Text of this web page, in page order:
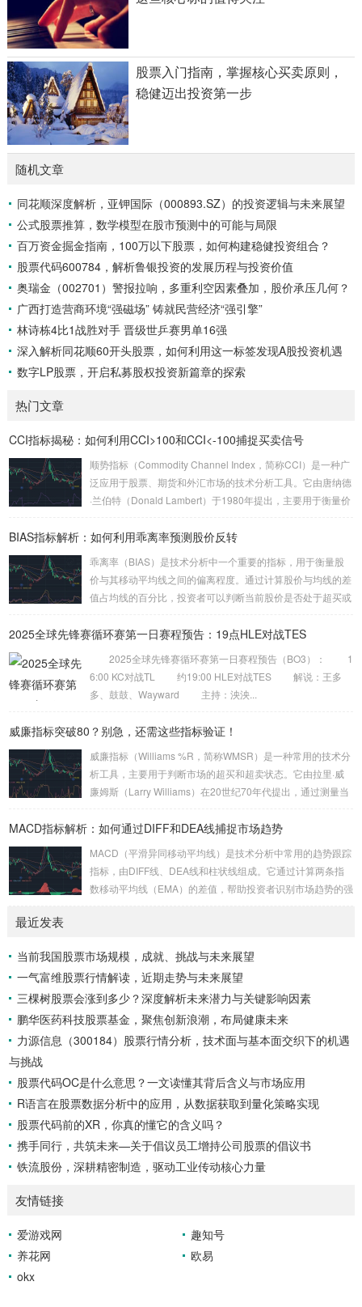
股票入门指南，掌握核心买卖原则，
稳健迈出投资第一步
随机文章
同花顺深度解析，亚钾国际（000893.SZ）的投资逻辑与未来展望
公式股票推算，数学模型在股市预测中的可能与局限
百万资金掘金指南，100万以下股票，如何构建稳健投资组合？
股票代码600784，解析鲁银投资的发展历程与投资价值
奥瑞金（002701）警报拉响，多重利空因素叠加，股价承压几何？
广西打造营商环境“强磁场” 铸就民营经济“强引擎”
林诗栋4比1战胜对手 晋级世乒赛男单16强
深入解析同花顺60开头股票，如何利用这一标签发现A股投资机遇
数字LP股票，开启私募股权投资新篇章的探索
热门文章
CCI指标揭秘：如何利用CCI>100和CCI<-100捕捉买卖信号
顺势指标（Commodity Channel Index，简称CCI）是一种广
泛应用于股票、期货和外汇市场的技术分析工具。它由唐纳德
·兰伯特（Donald Lambert）于1980年提出，主要用于衡量价
算当前价格与历史平均价格的差异，来判断市场是否处于超买
比较当前价格与一定周期内的平均价格，来衡量价格的波动
性。具体来说，CCI的计算公式为：CCI = (当...
BIAS指标解析：如何利用乖离率预测股价反转
乖离率（BIAS）是技术分析中一个重要的指标，用于衡量股
价与其移动平均线之间的偏离程度。通过计算股价与均线的差
值占均线的百分比，投资者可以判断当前股价是否处于超买或
均线) / 移动平均线 × 100% 当BIAS值大于10%时，通常认为
于-10%时，则认为股价处于超卖状态，市场可能迎来反弹机
会。 乖离率的基本原理 乖离率的核心思想是股价会围...
2025全球先锋赛循环赛第一日赛程预告：19点HLE对战TES
2025全球先锋赛循环赛第一日赛程预告（BO3）： 1
6:00 KC对战TL 约19:00 HLE对战TES 解说：王多
多、鼓鼓、Wayward 主持：泱泱...
威廉指标突破80？别急，还需这些指标验证！
威廉指标（Williams %R，简称WMSR）是一种常用的技术分
析工具，主要用于判断市场的超买和超卖状态。它由拉里·威
廉姆斯（Larry Williams）在20世纪70年代提出，通过测量当
的短期动能。本文将深入探讨威廉指标的基本原理、如何利用
标进行验证。 威廉指标的基本原理 威廉指标的计算公式为：
WMSR = (最高价 – 收盘价) / (最高价 –...
MACD指标解析：如何通过DIFF和DEA线捕捉市场趋势
MACD（平滑异同移动平均线）是技术分析中常用的趋势跟踪
指标，由DIFF线、DEA线和柱状线组成。它通过计算两条指
数移动平均线（EMA）的差值，帮助投资者识别市场趋势的强
DIFF线是短期EMA（通常为12日）与长期EMA（通常为26
日）的差值，反映了短期和长期趋势的差异。DEA线则是DIF
F线的9...
最近发表
当前我国股票市场规模，成就、挑战与未来展望
一气富维股票行情解读，近期走势与未来展望
三棵树股票会涨到多少？深度解析未来潜力与关键影响因素
鹏华医药科技股票基金，聚焦创新浪潮，布局健康未来
力源信息（300184）股票行情分析，技术面与基本面交织下的机遇
与挑战
股票代码OC是什么意思？一文读懂其背后含义与市场应用
R语言在股票数据分析中的应用，从数据获取到量化策略实现
股票代码前的XR，你真的懂它的含义吗？
携手同行，共筑未来—关于倡议员工增持公司股票的倡议书
铁流股份，深耕精密制造，驱动工业传动核心力量
友情链接
爱游戏网
趣知号
养花网
欧易
okx